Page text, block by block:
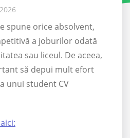
spune orice absolvent,
a joburilor odată
sau liceul. De aceea,
să depui mult efort
unui student CV